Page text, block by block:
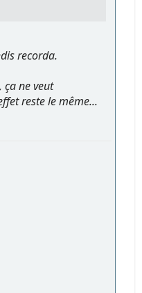
recorda.
ça ne veut
reste le même...